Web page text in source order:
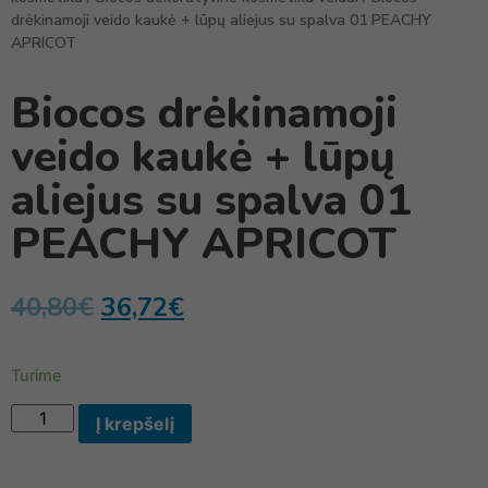
drėkinamoji veido kaukė + lūpų aliejus su spalva 01 PEACHY
APRICOT
Biocos drėkinamoji
veido kaukė + lūpų
aliejus su spalva 01
PEACHY APRICOT
40,80€ 36,72€
Turime
Į krepšelį